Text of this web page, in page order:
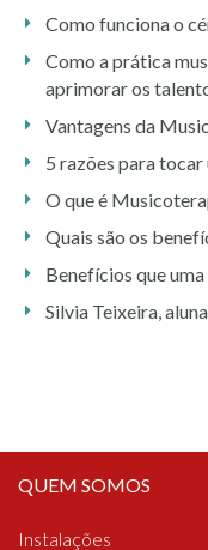
Como funciona o
Como a prática
aprimorar os
Vantagens da
5 razões para
O que é
Quais são os
Benefícios que
Silvia Teixeira, aluna
QUEM SOMOS
Instalações